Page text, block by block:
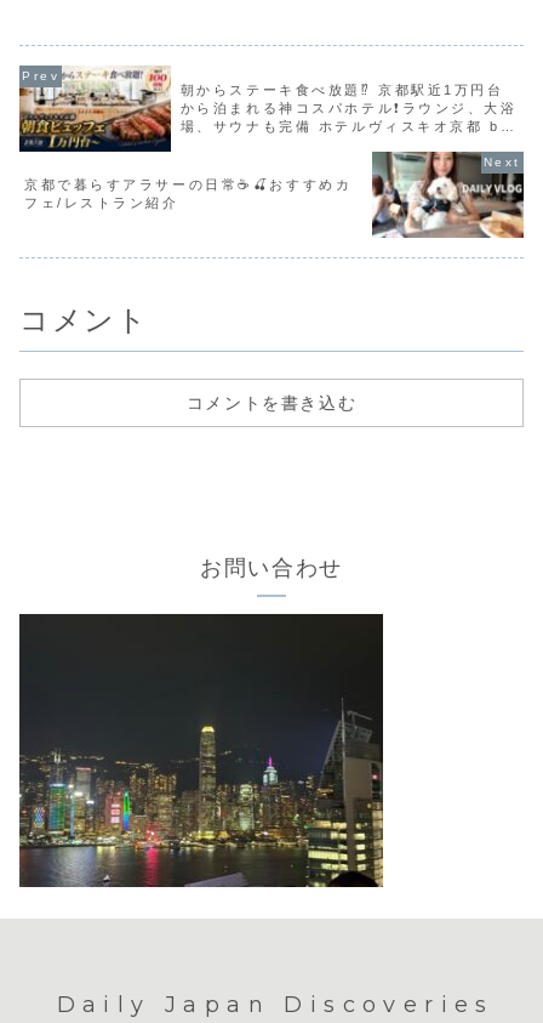
ります。「旅行が大好き...
＃奈良観光 ＃奈良観光おす...
朝からステーキ食べ放題⁉️ 京都駅近1万円台
から泊まれる神コスパホテル❗️ラウンジ、大浴
場、サウナも完備 ホテルヴィスキオ京都 by
京都で暮らすアラサーの日常☕️🍒おすすめカ
フェ/レストラン紹介
コメント
コメントを書き込む
お問い合わせ
Daily Japan Discoveries